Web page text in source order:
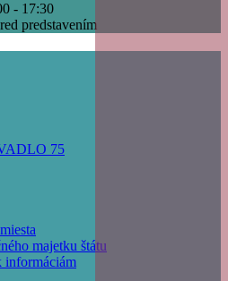
- 17:30
predstavením
75
majetku štátu
informáciám